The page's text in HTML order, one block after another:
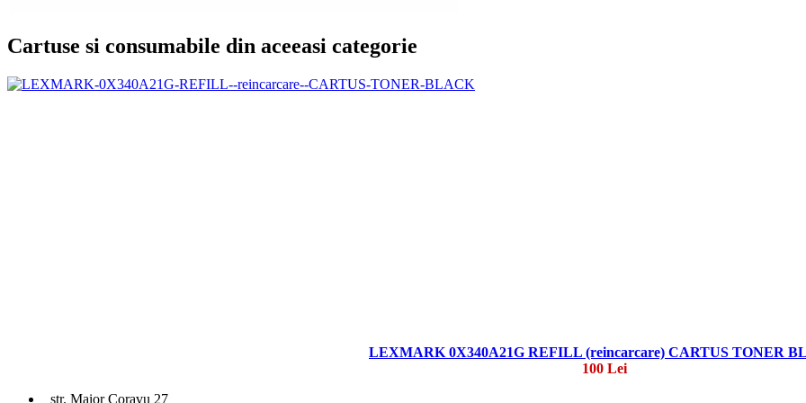
Cartuse si consumabile din aceeasi categorie
LEXMARK 0X340A21G REFILL (reincarcare) CARTUS TONER
100 Lei
str. Maior Coravu 27